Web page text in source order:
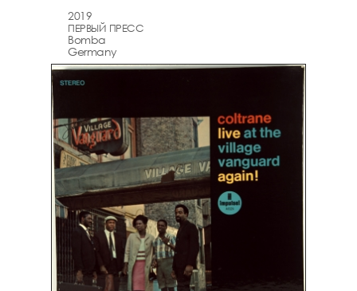
2019
ПЕРВЫЙ ПРЕСС
Bomba
Germany